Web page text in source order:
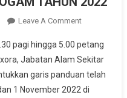
Leave A CommentOn
GARIS
PANDUAN
pagi hingga 5.00 petang
Jabatan Alam Sekitar
garis panduan telah
1 November 2022 di